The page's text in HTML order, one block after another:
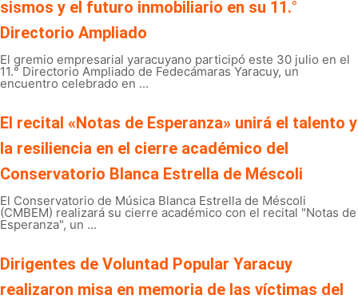
sismos y el futuro inmobiliario en su 11.°
Directorio Ampliado
El gremio empresarial yaracuyano participó este 30 julio en el
11.° Directorio Ampliado de Fedecámaras Yaracuy, un
encuentro celebrado en ...
El recital «Notas de Esperanza» unirá el talento y
la resiliencia en el cierre académico del
Conservatorio Blanca Estrella de Méscoli
El Conservatorio de Música Blanca Estrella de Méscoli
(CMBEM) realizará su cierre académico con el recital "Notas de
Esperanza", un ...
Dirigentes de Voluntad Popular Yaracuy
realizaron misa en memoria de las víctimas del